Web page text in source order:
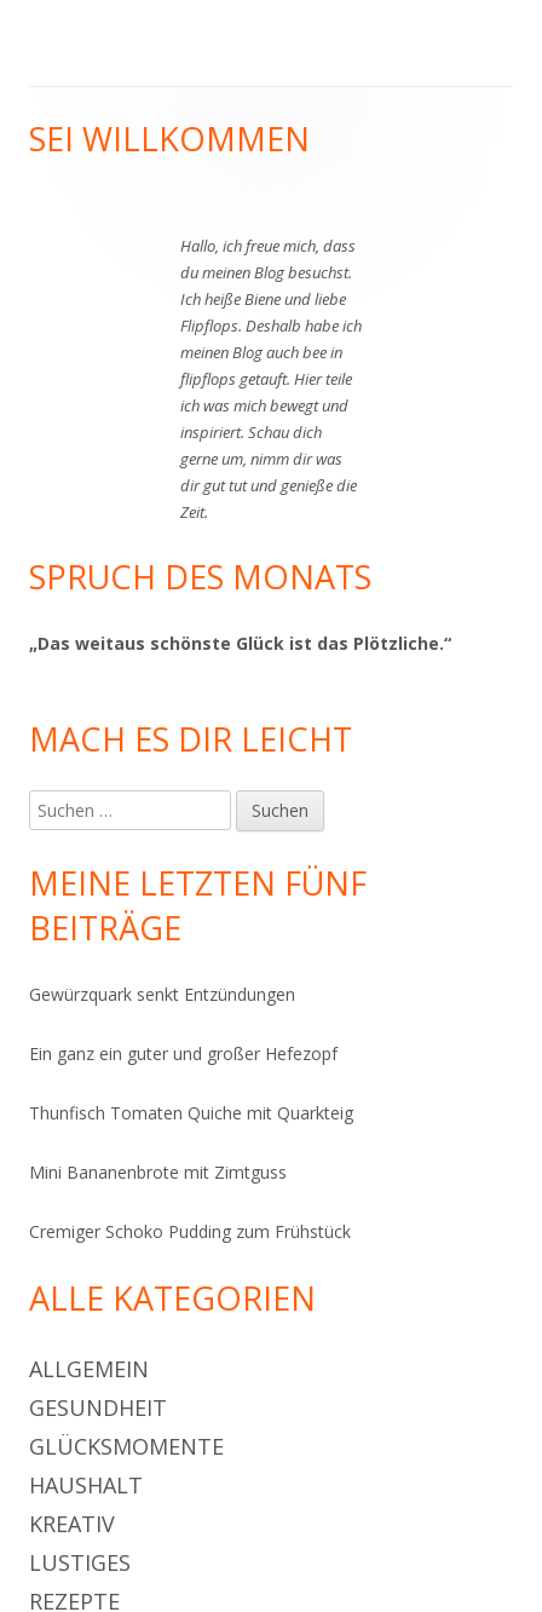
Haupt-
SEI WILLKOMMEN
Hallo, ich freue mich, dass
du meinen Blog besuchst.
Ich heiße Biene und liebe
Flipflops. Deshalb habe ich
meinen Blog auch bee in
flipflops getauft. Hier teile
ich was mich bewegt und
inspiriert. Schau dich
gerne um, nimm dir was
dir gut tut und genieße die
Zeit.
SPRUCH DES MONATS
„Das weitaus schönste Glück ist das Plötzliche.“
MACH ES DIR LEICHT
Suchen
nach:
MEINE LETZTEN FÜNF
BEITRÄGE
Gewürzquark senkt Entzündungen
Ein ganz ein guter und großer Hefezopf
Thunfisch Tomaten Quiche mit Quarkteig
Mini Bananenbrote mit Zimtguss
Cremiger Schoko Pudding zum Frühstück
ALLE KATEGORIEN
ALLGEMEIN
GESUNDHEIT
GLÜCKSMOMENTE
HAUSHALT
KREATIV
LUSTIGES
REZEPTE